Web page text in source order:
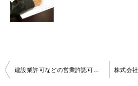
投